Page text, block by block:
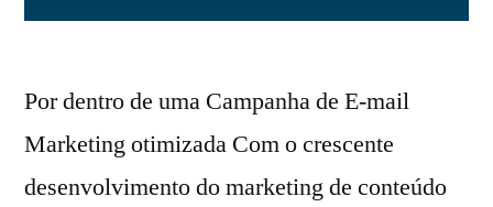
Por dentro de uma Campanha de E-mail
Marketing otimizada Com o crescente
desenvolvimento do marketing de conteúdo